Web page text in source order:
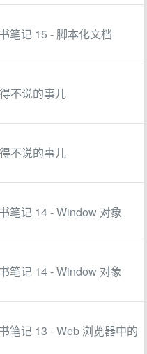
笔记 15 - 脚本化文档
不说的事儿
不说的事儿
笔记 14 - Window 对象
笔记 14 - Window 对象
笔记 13 - Web 浏览器中的